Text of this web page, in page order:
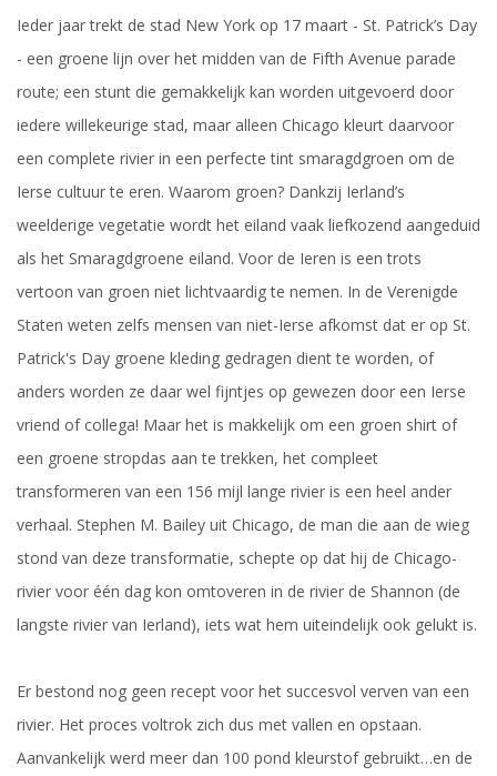
Ieder jaar trekt de stad New York op 17 maart - St. Patrick’s Day
- een groene lijn over het midden van de Fifth Avenue parade
route; een stunt die gemakkelijk kan worden uitgevoerd door
iedere willekeurige stad, maar alleen Chicago kleurt daarvoor
een complete rivier in een perfecte tint smaragdgroen om de
Ierse cultuur te eren. Waarom groen? Dankzij Ierland’s
weelderige vegetatie wordt het eiland vaak liefkozend aangeduid
als het Smaragdgroene eiland. Voor de Ieren is een trots
vertoon van groen niet lichtvaardig te nemen. In de Verenigde
Staten weten zelfs mensen van niet-Ierse afkomst dat er op St.
Patrick's Day groene kleding gedragen dient te worden, of
anders worden ze daar wel fijntjes op gewezen door een Ierse
vriend of collega! Maar het is makkelijk om een groen shirt of
een groene stropdas aan te trekken, het compleet
transformeren van een 156 mijl lange rivier is een heel ander
verhaal. Stephen M. Bailey uit Chicago, de man die aan de wieg
stond van deze transformatie, schepte op dat hij de Chicago-
rivier voor één dag kon omtoveren in de rivier de Shannon (de
langste rivier van Ierland), iets wat hem uiteindelijk ook gelukt is.
Er bestond nog geen recept voor het succesvol verven van een
rivier. Het proces voltrok zich dus met vallen en opstaan.
Aanvankelijk werd meer dan 100 pond kleurstof gebruikt…en de